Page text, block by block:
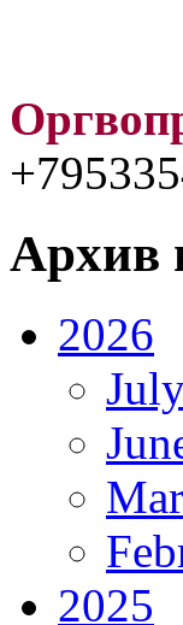
Архив
2026
2025